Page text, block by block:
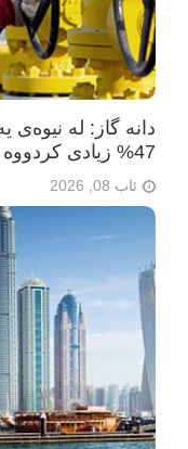
47% زیادی کردووە
ئاب 08, 2026